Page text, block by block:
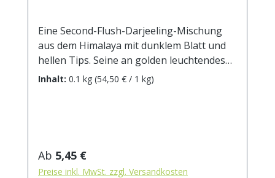
Eine Second-Flush-Darjeeling-Mischung
aus dem Himalaya mit dunklem Blatt und
hellen Tips. Seine an golden leuchtendes
Herbstlaub erinnernde bronzefarbene
5 min / beruhigend
Inhalt: 0.1 kg (54,50 € / 1 kg)
Regulärer Preis:
Ab 5,45 €
Preise inkl. MwSt. zzgl. Versandkosten